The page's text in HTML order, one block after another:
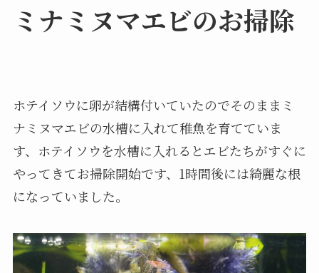
ミナミヌマエビのお掃除
ホテイソウに卵が結構付いていたのでそのままミ
ナミヌマエビの水槽に入れて稚魚を育てていま
す、ホテイソウを水槽に入れるとエビたちがすぐに
やってきてお掃除開始です、1時間後には綺麗な根
になっていました。